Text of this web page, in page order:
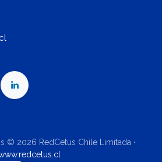
© 2026 RedCetus Chile Limitada ·